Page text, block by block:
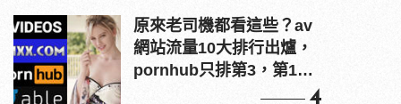
原來老司機都看這些？av
網站流量10大排行出爐，
pornhub只排第3，第1名
4